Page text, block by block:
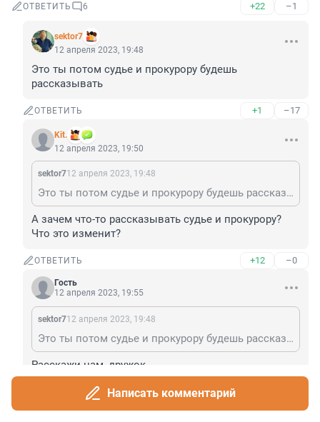
ОТВЕТИТЬ 6 +22 –1
sektor7
12 апреля 2023, 19:48
Это ты потом судье и прокурору будешь
рассказывать
ОТВЕТИТЬ +1 –17
Kit.
12 апреля 2023, 19:50
sektor712 апреля 2023, 19:48
Это ты потом судье и прокурору будешь рассказывать
А зачем что-то рассказывать судье и прокурору?
Что это изменит?
ОТВЕТИТЬ +12 –0
Гость
12 апреля 2023, 19:55
sektor712 апреля 2023, 19:48
Это ты потом судье и прокурору будешь рассказывать
Расскажи нам, дружок.
Написать комментарий